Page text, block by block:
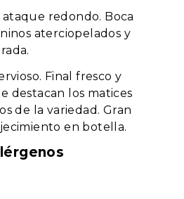
redondo. Boca
aterciopelados y
Final fresco y
destacan los matices
de la variedad. Gran
en botella.